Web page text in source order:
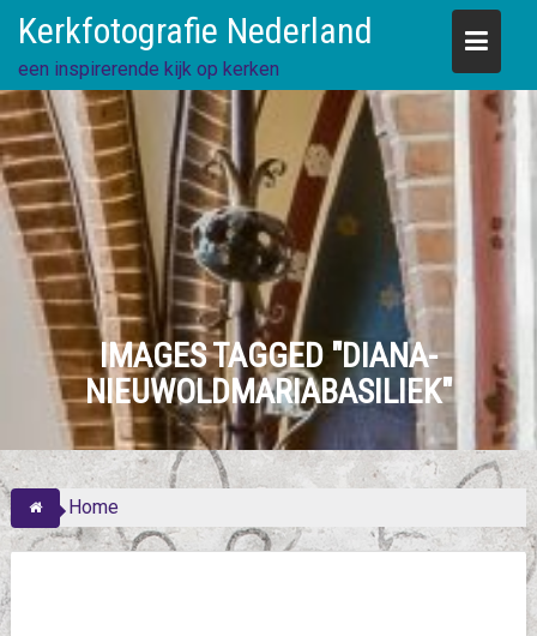
content
Kerkfotografie Nederland
een inspirerende kijk op kerken
IMAGES TAGGED "DIANA-
NIEUWOLDMARIABASILIEK"
Home